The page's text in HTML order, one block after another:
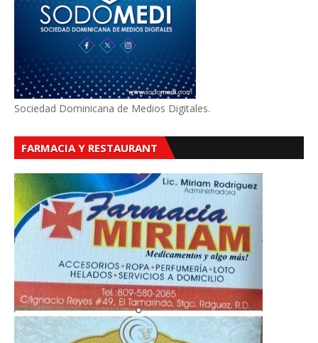
Sociedad Dominicana de Medios Digitales.
FARMACIA Y RESTAURANT